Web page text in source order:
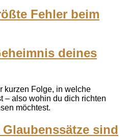
Fehler beim
deines
kurzen Folge, in welche
– also wohin du dich richten
möchtest.
sind